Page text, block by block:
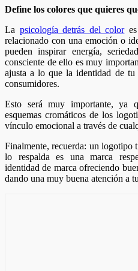
Define los colores que quieres
La psicología detrás del colores
relacionado con una emoción o
pueden inspirar energía,
consciente de ello es muy
ajusta a lo que la identidad de
consumidores.
Esto será muy importante, ya
esquemas cromáticos de los
vínculo emocional a través de
Finalmente, recuerda: un logotipo
lo respalda es una marca
identidad de marca ofreciendo
dando una muy buena atención a